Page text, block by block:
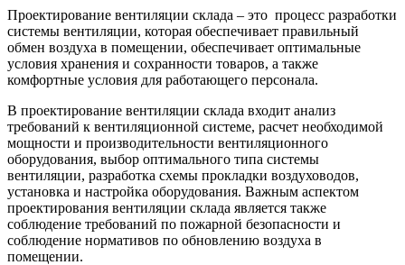
Проектирование вентиляции склада – это процесс разработки
системы вентиляции, которая обеспечивает правильный
обмен воздуха в помещении, обеспечивает оптимальные
условия хранения и сохранности товаров, а также
комфортные условия для работающего персонала.
В проектирование вентиляции склада входит анализ
требований к вентиляционной системе, расчет необходимой
мощности и производительности вентиляционного
оборудования, выбор оптимального типа системы
вентиляции, разработка схемы прокладки воздуховодов,
установка и настройка оборудования. Важным аспектом
проектирования вентиляции склада является также
соблюдение требований по пожарной безопасности и
соблюдение нормативов по обновлению воздуха в
помещении.